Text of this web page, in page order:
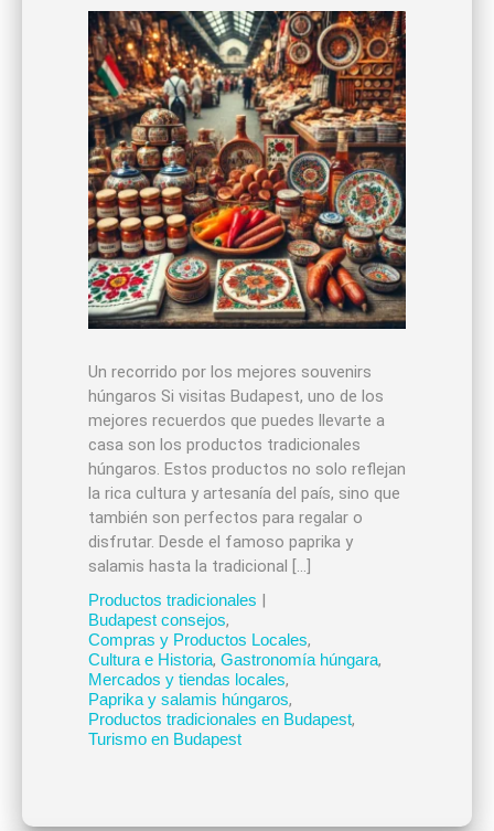
Un recorrido por los mejores souvenirs
húngaros Si visitas Budapest, uno de los
mejores recuerdos que puedes llevarte a
casa son los productos tradicionales
húngaros. Estos productos no solo reflejan
la rica cultura y artesanía del país, sino que
también son perfectos para regalar o
disfrutar. Desde el famoso paprika y
salamis hasta la tradicional […]
Productos tradicionales
Budapest consejos,
Compras y Productos Locales,
Cultura e Historia, Gastronomía húngara,
Mercados y tiendas locales,
Paprika y salamis húngaros,
Productos tradicionales en Budapest,
Turismo en Budapest